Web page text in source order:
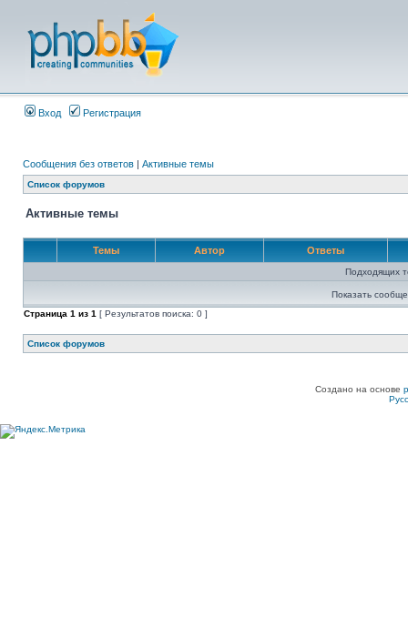
Вход Регистрация
Сообщения без ответов | Активные темы
Список форумов
Активные темы
Темы Автор Ответы
Подходящих
Показать
Страница 1 из 1 [ Результатов поиска: 0 ]
Список форумов
Создано на основе